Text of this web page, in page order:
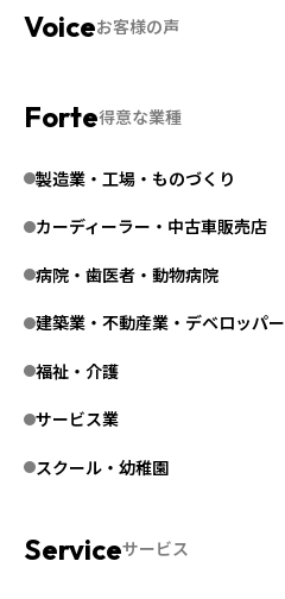
お客様の声
得意な業種
製造業・工場・ものづくり
カーディーラー・中古車販売店
病院・歯医者・動物病院
建築業・不動産業・デベロッパー
福祉・介護
サービス業
スクール・幼稚園
サービス